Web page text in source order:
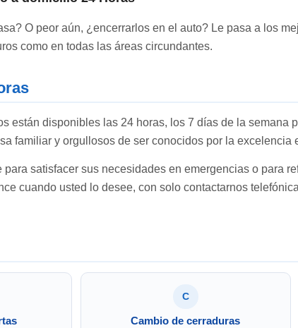
O peor aún, ¿encerrarlos en el auto? Le pasa a los
como en todas las áreas circundantes.
están disponibles las 24 horas, los 7 días de la semana
familiar y orgullosos de ser conocidos por la excelencia
satisfacer sus necesidades en emergencias o para
cuando usted lo desee, con solo contactarnos
C
Cambio de cerraduras